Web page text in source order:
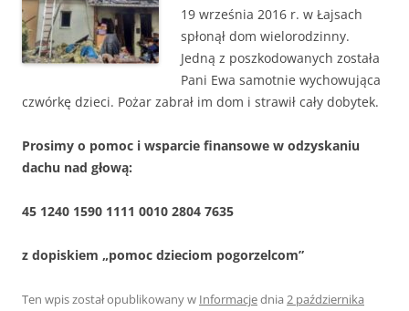
19 września 2016 r. w Łajsach
spłonął dom wielorodzinny.
Jedną z poszkodowanych została
Pani Ewa samotnie wychowująca
czwórkę dzieci. Pożar zabrał im dom i strawił cały dobytek.
Prosimy o pomoc i wsparcie finansowe w odzyskaniu
dachu nad głową:
45 1240 1590 1111 0010 2804 7635
z dopiskiem „pomoc dzieciom pogorzelcom”
Ten wpis został opublikowany w Informacjednia 2 października